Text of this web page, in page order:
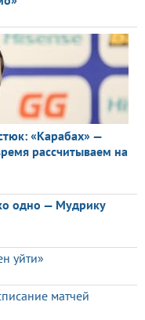
«Карабах» —
рассчитываем на
одно — Мудрику
уйти»
матчей